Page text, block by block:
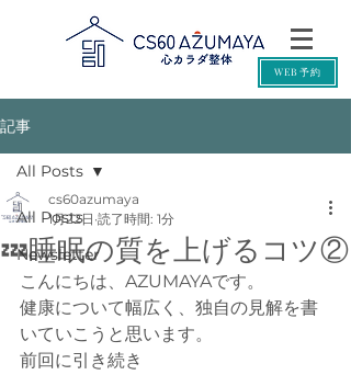
WEB予約
記事
All Posts
Newsletter
All Posts
💤睡眠の質を上げるコツ②
cs60azumaya
1月22日 読了時間: 1分
こんにちは、AZUMAYAです。
健康について幅広く、独自の見解を書
いていこうと思います。
前回に引き続き